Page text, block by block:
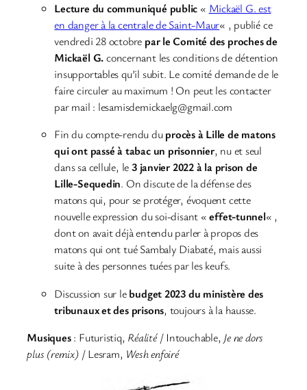
Lecture du communiqué public « Mickaël G. est
en danger à la centrale de Saint-Maur« , publié ce
vendredi 28 octobre par le Comité des proches de
Mickaël G.concernant les conditions de détention
insupportables qu’il subit. Le comité demande de le
faire circuler au maximum ! On peut les contacter
par mail : lesamisdemickaelg@gmail.com
Fin du compte-rendu duprocès à Lille de matons
qui ont passé à tabac un prisonnier, nu et seul
dans sa cellule, le3 janvier 2022 à la prison de
Lille-Sequedin. On discute de la défense des
matons qui, pour se protéger, évoquent cette
nouvelle expression du soi-disant «effet-tunnel« ,
dont on avait déjà entendu parler à propos des
matons qui ont tué Sambaly Diabaté, mais aussi
suite à des personnes tuées par les keufs.
Discussion sur lebudget 2023 du ministère des
tribunaux et des prisons, toujours à la hausse.
Musiques: Futuristiq, Réalité/ Intouchable, Je ne dors
plus (remix)/ Lesram, Wesh enfoiré